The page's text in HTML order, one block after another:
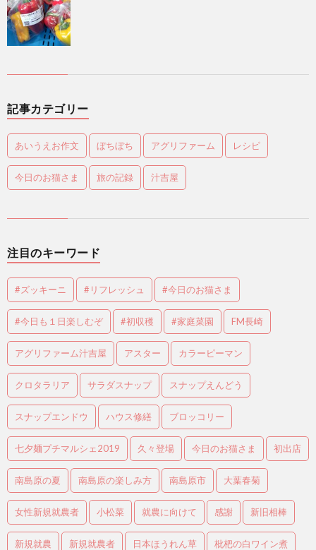
記事カテゴリー
あいうえお作文 ぼちぼち アグリファーム レシピ
今日のお猫さま 旅の記録 汁吉屋
注目のキーワード
#ズッキーニ #リフレッシュ #今日のお猫さま
#今日も１日楽しむぞ #初収穫 #家庭菜園 FM長崎
アグリファーム汁吉屋 アスター カラーピーマン
クロタラリア サラダスナップ スナップえんどう
スナップエンドウ ハウス修繕 ブロッコリー
七夕麺プチマルシェ2019 久々登場 今日のお猫さま 初出店
南島原の夏 南島原の楽しみ方 南島原市 大葉春菊
女性新規就農者 小松菜 就農に向けて 感謝 新旧相棒
新規就農 新規就農者 日本ほうれん草 枇杷の白ワイン煮